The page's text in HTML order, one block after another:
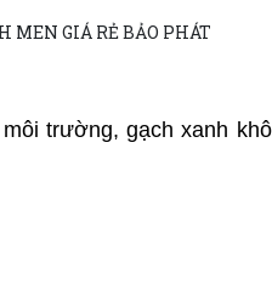
trường, gạch xanh